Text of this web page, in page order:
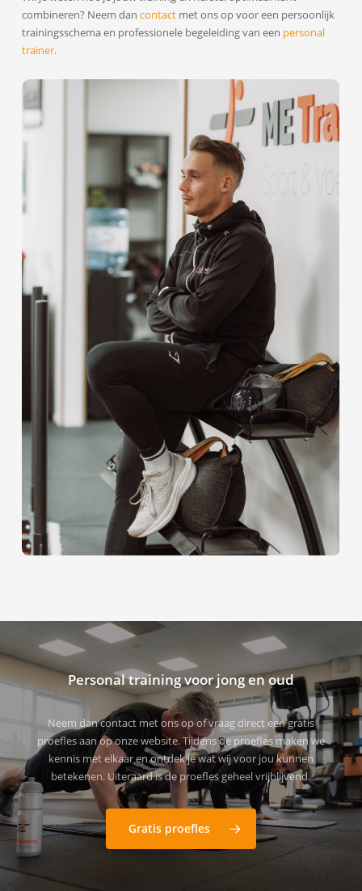
combineren? Neem dan contactmet ons op voor een persoonlijk
trainingsschema en professionele begeleiding van een personal
trainer.
Personal training voor jong en oud
Neem dan contact met ons op of vraag direct een gratis
proefles aan op onze website. Tijdens de proefles maken we
kennis met elkaar en ontdek je wat wij voor jou kunnen
betekenen. Uiteraard is de proefles geheel vrijblijvend.
Gratis proefles